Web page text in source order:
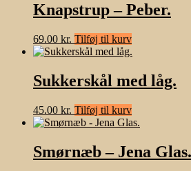
Knapstrup – Peber.
69.00 kr. Tilføj til kurv
Sukkerskål med låg.
45.00 kr. Tilføj til kurv
Smørnæb – Jena Glas.